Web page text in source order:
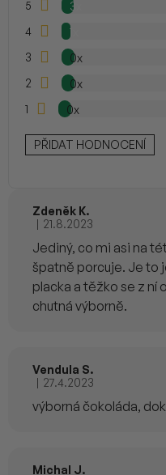
5
3x
4
1x
3
0x
2
0x
1
0x
PŘIDAT HODNOCENÍ
Zdeněk K.
Hodnocení produktu
| 21.8.2023
Jediný, co mi asi na
špatně porcuje. Je to
placka a těžko se z ní
chutná výborně.
Vendula S.
Hodnocení produktu
| 27.4.2023
výborná čokoláda,
Michal J.